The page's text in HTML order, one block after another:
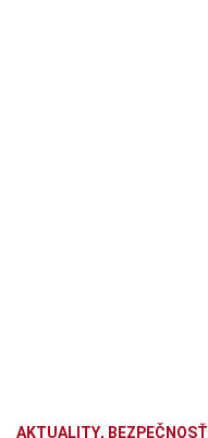
AKTUALITY, BEZPEČNOSŤ